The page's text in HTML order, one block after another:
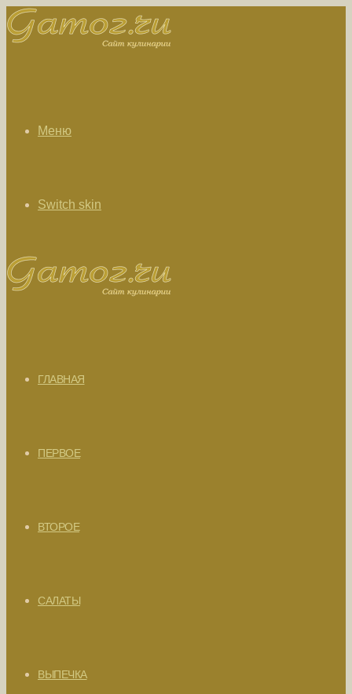
Меню
Switch skin
ГЛАВНАЯ
ПЕРВОЕ
ВТОРОЕ
САЛАТЫ
ВЫПЕЧКА